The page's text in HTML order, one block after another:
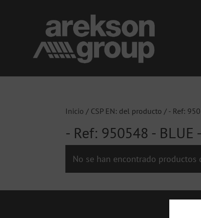
Inicio / CSP EN: del producto / - Ref:
- Ref: 950548 -
No se han encontrado